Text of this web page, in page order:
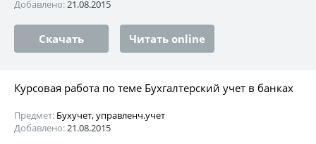
Добавлено:21.08.2015
Скачать Читать online
Курсовая работа по теме Бухгалтерский учет в банках
Предмет: Бухучет, управленч.учет
Добавлено:21.08.2015